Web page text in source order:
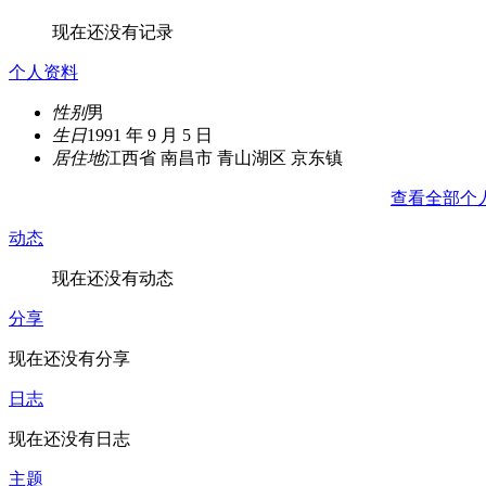
现在还没有记录
个人资料
性别男
生日1991 年 9 月 5 日
居住地江西省 南昌市 青山湖区 京东镇
查看全部个
动态
现在还没有动态
分享
现在还没有分享
日志
现在还没有日志
主题